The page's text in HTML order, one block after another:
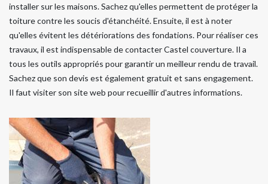
installer sur les maisons. Sachez qu'elles permettent de protéger la
toiture contre les soucis d'étanchéité. Ensuite, il est à noter
qu'elles évitent les détériorations des fondations. Pour réaliser ces
travaux, il est indispensable de contacter Castel couverture. Il a
tous les outils appropriés pour garantir un meilleur rendu de travail.
Sachez que son devis est également gratuit et sans engagement.
Il faut visiter son site web pour recueillir d'autres informations.